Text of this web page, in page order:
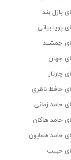
پازل بند
پویا بیاتی
جمشید
جهان
چارتار
حافظ ناظری
حامد زمانی
حامد هاکان
حامد همایون
حبیب